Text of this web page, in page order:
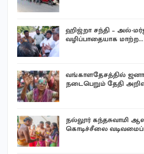
ஹிஜ்றா சந்தி – அல்-
வழிப்பாதையாக மாற்ற…
வங்காளதேசத்தில்
நடைபெறும் தேதி
நல்லூர் கந்தசுவாமி
கொடிச்சீலை